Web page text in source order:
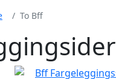
To Bff